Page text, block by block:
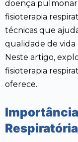
doença pulmonar
fisioterapia
técnicas que
qualidade de
Neste artigo,
fisioterapia
oferece.
Respiratória